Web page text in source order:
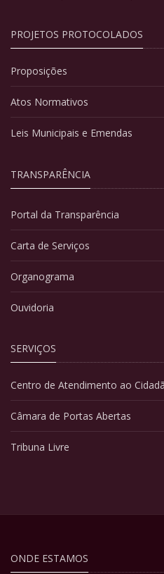
PROJETOS PROTOCOLADOS
Proposições
Atos Normativos
Leis Municipais e Emendas
TRANSPARÊNCIA
Portal da Transparência
Carta de Serviços
Organograma
Ouvidoria
SERVIÇOS
Centro de Atendimento ao
Câmara de Portas Abertas
Tribuna Livre
ONDE ESTAMOS